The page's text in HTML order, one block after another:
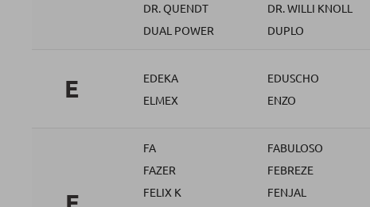
DR. QUENDT
DR. WILLI KNOLL
DUAL POWER
DUPLO
E EDEKA EDUSCHO
ELMEX
ENZO
FA FABULOSO
FAZER
FEBREZE
FELIX K
FENJAL